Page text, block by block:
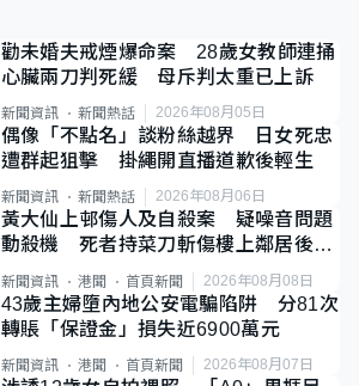
勸未婚夫戒煙爆命案 28歲女教師連捅
心臟兩刀判死緩 母斥判太重已上訴
新聞資訊 新聞熱話 2026年08月05日
偶像「不點名」談粉絲越界 日女死忠
遭群起狙擊 掛繩開直播道歉後輕生
新聞資訊 新聞熱話 2026年08月06日
黃大仙上邨傷人及自殺案 疑噪音問題
動殺機 死者持菜刀斬傷樓上鄰居後墮
新聞資訊 港聞 首頁新聞 2026年08月08日
43歲主婦墮內地公安電騙陷阱 分81次
轉賬「保證金」損失近6900萬元
新聞資訊 港聞 首頁新聞 2026年08月07日